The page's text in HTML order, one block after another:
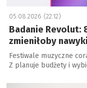
05.08.2026 (22:12)
Badanie Revolut:
zmieniłoby
Festiwale muzyczne
Z planuje budżety i
a